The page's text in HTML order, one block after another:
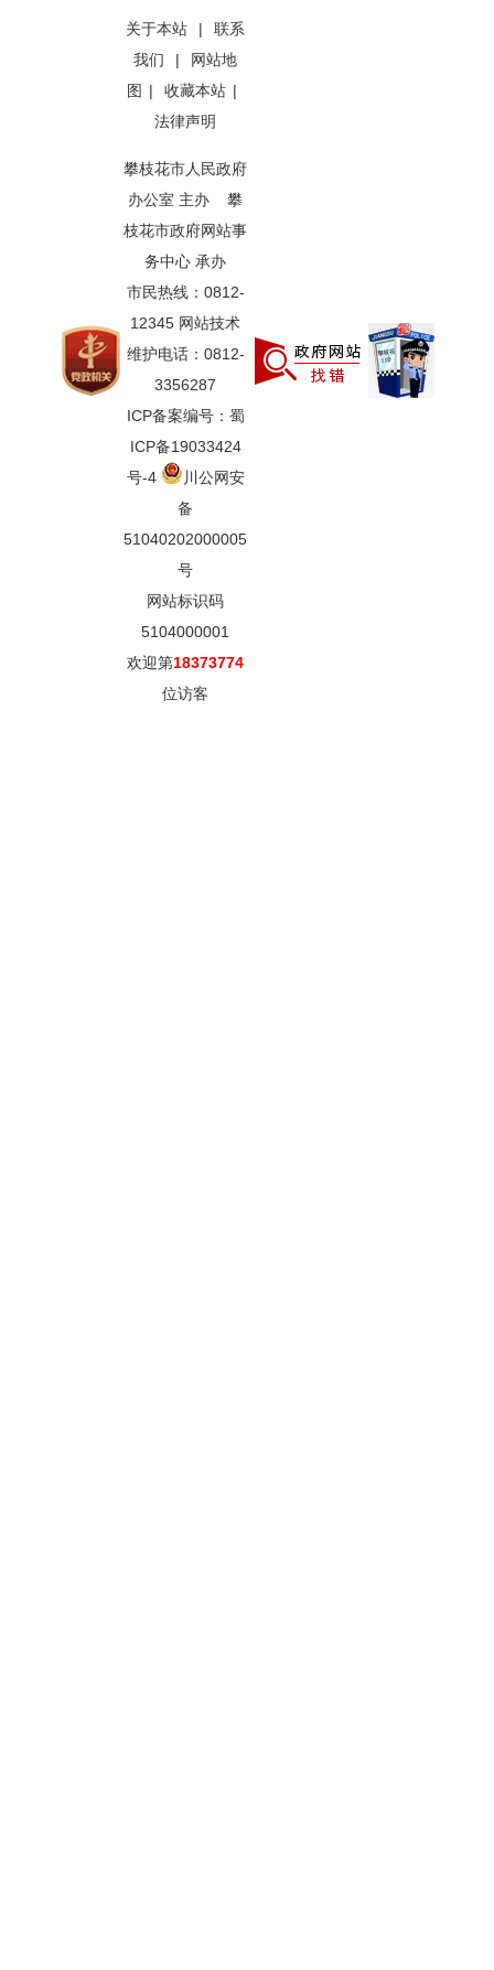
关于本站 |
联系
我们
|
网站地
图 | 收藏本站 |
法律声明
攀枝花市人民政府
办公室 主办 攀
枝花市政府网站事
务中心 承办
市民热线：0812-
12345 网站技术
维护电话：0812-
3356287
ICP备案编号：蜀
ICP备19033424
号-4
川公网安
备
51040202000005
号
网站标识码
5104000001
欢迎第18373774
位访客